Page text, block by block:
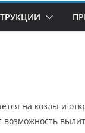
на козлы и